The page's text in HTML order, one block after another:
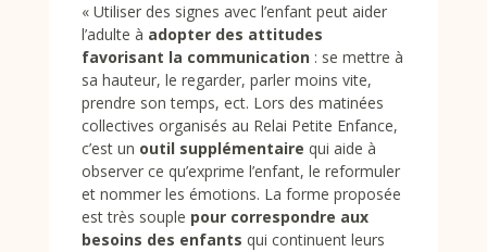
« Utiliser des signes avec l’enfant peut aider
l’adulte à adopter des attitudes
favorisant la communication: se mettre à
sa hauteur, le regarder, parler moins vite,
prendre son temps, ect. Lors des matinées
collectives organisés au Relai Petite Enfance,
c’est un outil supplémentaire qui aide à
observer ce qu’exprime l’enfant, le reformuler
et nommer les émotions. La forme proposée
est très souple pour correspondre aux
besoins des enfants qui continuent leurs